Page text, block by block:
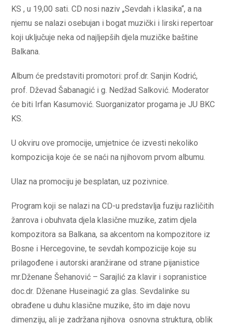
KS , u 19,00 sati. CD nosi naziv „Sevdah i klasika“, a na
njemu se nalazi osebujan i bogat muzički i lirski repertoar
koji uključuje neka od najljepših djela muzičke baštine
Balkana.
Album će predstaviti promotori: prof.dr. Sanjin Kodrić,
prof. Dževad Šabanagić i g. Nedžad Salković. Moderator
će biti Irfan Kasumović. Suorganizator progama je JU BKC
KS.
U okviru ove promocije, umjetnice će izvesti nekoliko
kompozicija koje će se naći na njihovom prvom albumu.
Ulaz na promociju je besplatan, uz pozivnice.
Program koji se nalazi na CD-u predstavlja fuziju različitih
žanrova i obuhvata djela klasične muzike, zatim djela
kompozitora sa Balkana, sa akcentom na kompozitore iz
Bosne i Hercegovine, te sevdah kompozicije koje su
prilagođene i autorski aranžirane od strane pijanistice
mr.Dženane Šehanović – Sarajlić za klavir i sopranistice
doc.dr. Dženane Huseinagić za glas. Sevdalinke su
obrađene u duhu klasične muzike, što im daje novu
dimenziju, ali je zadržana njihova osnovna struktura, oblik